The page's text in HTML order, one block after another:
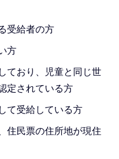
受給者の方
方
ており、児童と同じ世
定されている方
て受給している方
住民票の住所地が現住